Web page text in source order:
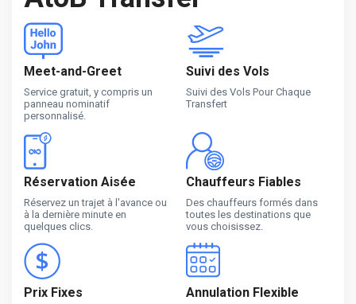
Meet-and-Greet
Service gratuit, y compris un
panneau nominatif
personnalisé.
Suivi des Vols
Suivi des Vols Pour Chaque
Transfert
Réservation Aisée
Réservez un trajet à l'avance ou
à la dernière minute en
quelques clics.
Chauffeurs Fiables
Des chauffeurs formés dans
toutes les destinations que
vous choisissez.
Prix Fixes Annulation Flexible